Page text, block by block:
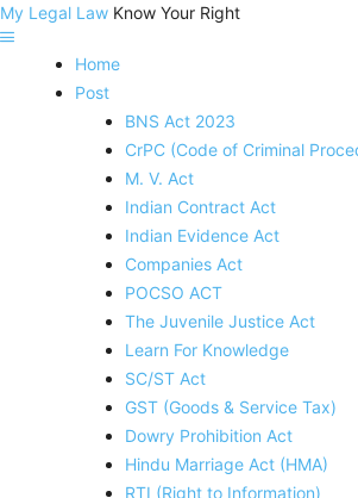
My Legal Law Know Your Right
Home
Post
BNS Act 2023
CrPC (Code of Criminal
M. V. Act
Indian Contract Act
Indian Evidence Act
Companies Act
POCSO ACT
The Juvenile Justice Act
Learn For Knowledge
SC/ST Act
GST (Goods & Service Tax)
Dowry Prohibition Act
Hindu Marriage Act (HMA)
RTI (Right to Information)